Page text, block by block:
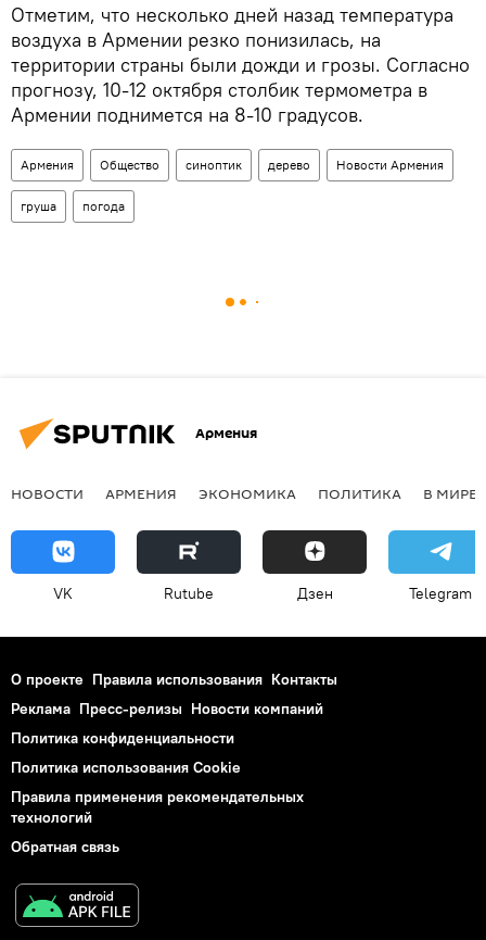
Отметим, что несколько дней назад температура
воздуха в Армении резко понизилась, на
территории страны были дожди и грозы. Согласно
прогнозу, 10-12 октября столбик термометра в
Армении поднимется на 8-10 градусов.
Армения Общество синоптик дерево Новости Армения
груша погода
Армения
НОВОСТИ АРМЕНИЯ ЭКОНОМИКА ПОЛИТИКА В МИРЕ
VK Rutube Дзен Telegram
О проекте Правила использования Контакты
Реклама Пресс-релизы Новости компаний
Политика конфиденциальности
Политика использования Cookie
Правила применения рекомендательных
технологий
Обратная связь